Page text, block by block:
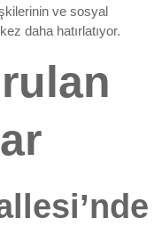
ve sosyal
daha hatırlatıyor.